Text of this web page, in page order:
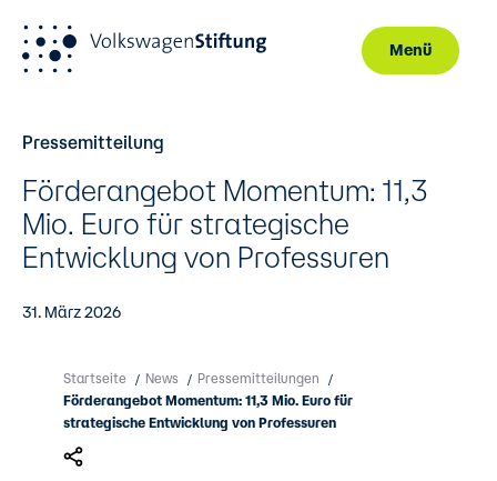
Menü
Pressemitteilung
Förderangebot Momentum: 11,3
Mio. Euro für strategische
Entwicklung von Professuren
31. März 2026
Startseite / News / Pressemitteilungen /
Förderangebot Momentum: 11,3 Mio. Euro für
strategische Entwicklung von Professuren